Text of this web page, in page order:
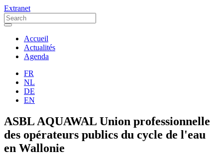
Extranet
Accueil
Actualités
Agenda
FR
NL
DE
EN
ASBL AQUAWAL Union professionnelle
des opérateurs publics du cycle de l'eau
en Wallonie